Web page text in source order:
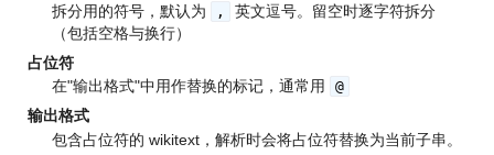
拆分用的符号，默认为
,
英文逗号。留空时逐字符拆分
（包括空格与换行）
占位符
在"输出格式"中用作替换的标记，通常用
@
输出格式
包含占位符的 wikitext，解析时会将占位符替换为当前子串。